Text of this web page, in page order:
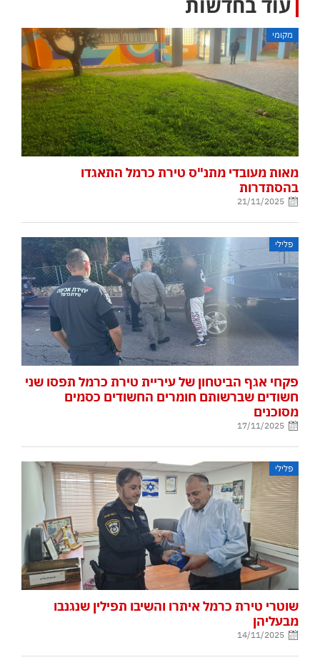
מקומי
מאות מעובדי מתנ"ס טירת כרמל התאגדו
בהסתדרות
21/11/2025
פלילי
פקחי אגף הביטחון של עיריית טירת כרמל תפסו שני
חשודים שברשותם חומרים החשודים כסמים
מסוכנים
17/11/2025
פלילי
שוטרי טירת כרמל איתרו והשיבו תפילין שנגנבו
מבעליהן
14/11/2025